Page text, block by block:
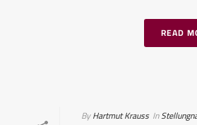
READ
ByHartmut Krauss In